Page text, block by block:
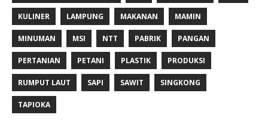
KULINER LAMPUNG MAKANAN MAMIN
MINUMAN MSI NTT PABRIK PANGAN
PERTANIAN PETANI PLASTIK PRODUKSI
RUMPUT LAUT SAPI SAWIT SINGKONG
TAPIOKA